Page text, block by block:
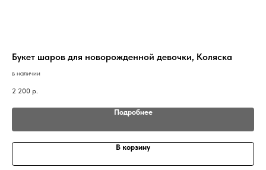
Букет шаров для новорожденной девочки, Коляска
в наличии
2 200 р.
Подробнее
В корзину